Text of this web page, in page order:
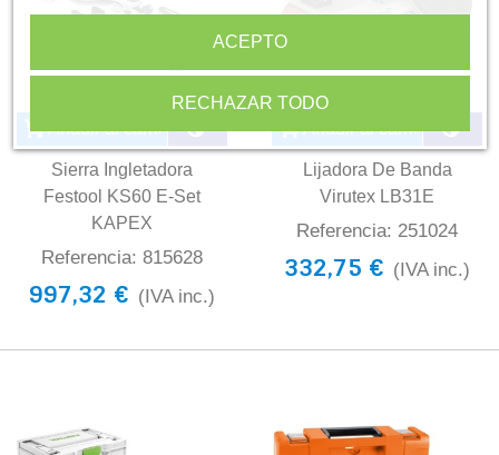
Añadir al carrito
Sierra Ingletadora
Festool KS60 E-Set
KAPEX
Referencia: 815628
997,32 € (IVA inc.)
Añadir al carrito
Lijadora De Banda
Virutex LB31E
Referencia: 251024
332,75 € (IVA inc.)
RECHAZAR TODO
ACEPTO